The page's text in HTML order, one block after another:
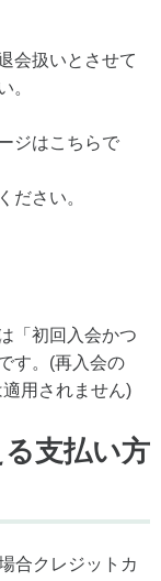
会扱いとさせて
。
ジはこちらで
ださい。
「初回入会かつ
す。(再入会の
用されません)
支払い方
合クレジットカ